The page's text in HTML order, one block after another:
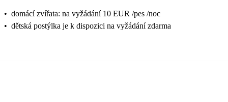
• domácí zvířata: na vyžádání 10 EUR /pes /noc
• dětská postýlka je k dispozici na vyžádání zdarma